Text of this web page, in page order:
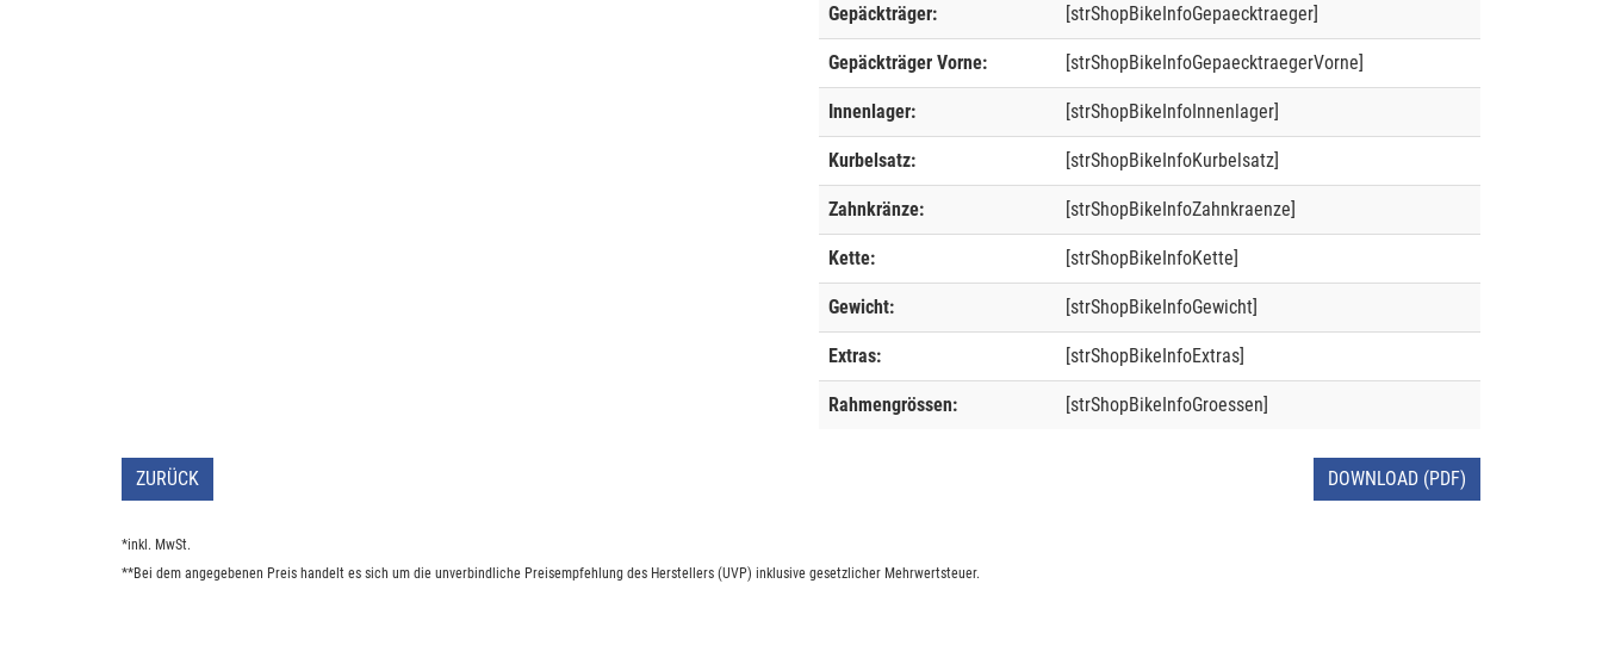
Gepäckträger: [strShopBikeInfoGepaecktraeger]
Gepäckträger Vorne: [strShopBikeInfoGepaecktraegerVorne]
Innenlager: [strShopBikeInfoInnenlager]
Kurbelsatz: [strShopBikeInfoKurbelsatz]
Zahnkränze: [strShopBikeInfoZahnkraenze]
Kette: [strShopBikeInfoKette]
Gewicht: [strShopBikeInfoGewicht]
Extras: [strShopBikeInfoExtras]
Rahmengrössen: [strShopBikeInfoGroessen]
ZURÜCK DOWNLOAD (PDF)
*inkl. MwSt.
**Bei dem angegebenen Preis handelt es sich um die unverbindliche Preisempfehlung des Herstellers (UVP) inklusive gesetzlicher Mehrwertsteuer.